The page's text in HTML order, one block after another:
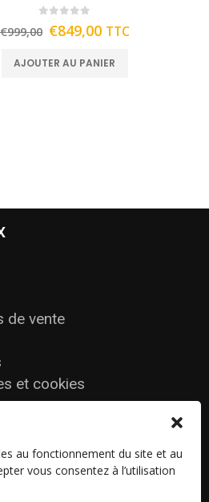
au fonctionnement du site et au
vous consentez à l’utilisation
€999,00 €849,00 TTC
AJOUTER AU PANIER
de vente
et cookies